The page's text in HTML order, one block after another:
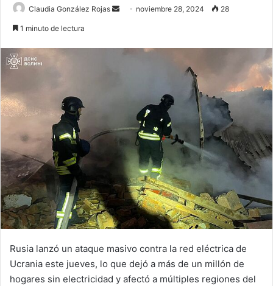
Claudia González Rojas
Send noviembre 28, 2024 28
1 minuto de lectura
Rusia lanzó un ataque masivo contra la red eléctrica de
Ucrania este jueves, lo que dejó a más de un millón de
hogares sin electricidad y afectó a múltiples regiones del